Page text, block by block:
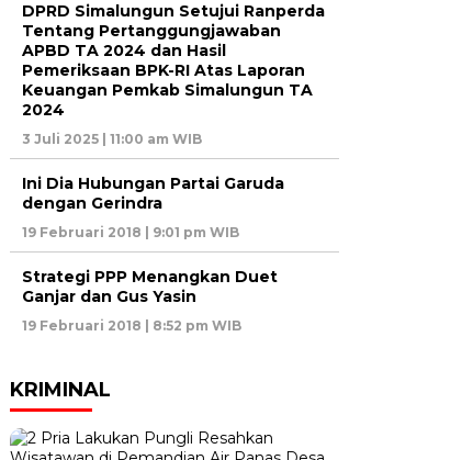
DPRD Simalungun Setujui Ranperda
Tentang Pertanggungjawaban
APBD TA 2024 dan Hasil
Pemeriksaan BPK-RI Atas Laporan
Keuangan Pemkab Simalungun TA
2024
3 Juli 2025 | 11:00 am WIB
Ini Dia Hubungan Partai Garuda
dengan Gerindra
19 Februari 2018 | 9:01 pm WIB
Strategi PPP Menangkan Duet
Ganjar dan Gus Yasin
19 Februari 2018 | 8:52 pm WIB
KRIMINAL